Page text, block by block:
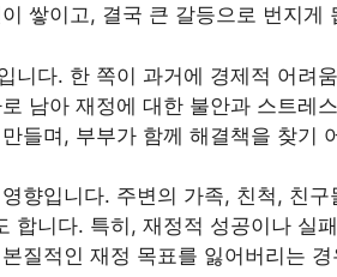
쌓이고, 결국 큰 갈등으로 번지게
니다. 한 쪽이 과거에 경제적 어려
남아 재정에 대한 불안과 스트레
들며, 부부가 함께 해결책을 찾기
향입니다. 주변의 가족, 친척, 친
합니다. 특히, 재정적 성공이나 실
질적인 재정 목표를 잃어버리는